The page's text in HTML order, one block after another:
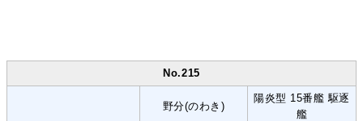
No.215
野分(のわき)
陽炎型 15番艦 駆逐
艦